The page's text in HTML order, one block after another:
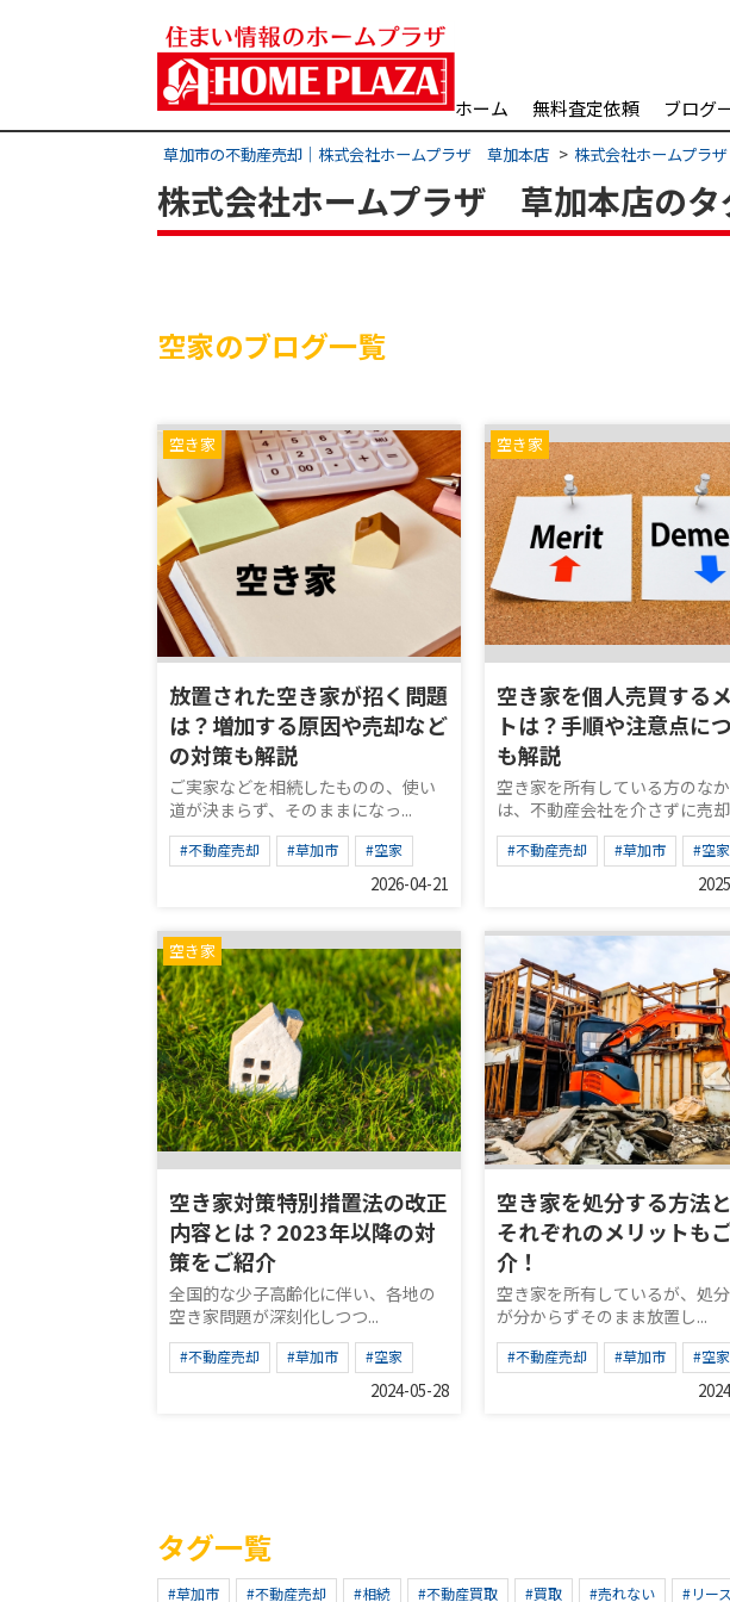
ホーム 無料査定依頼 ブログ
草加市の不動産売却｜株式会社ホームプラザ 草加本店 株式会社ホームプラ
株式会社ホームプラザ 草加本店のタ
空家のブログ一覧
空き家
放置された空き家が招く問題
は？増加する原因や売却など
の対策も解説
ご実家などを相続したものの、使い
道が決まらず、そのままになっ...
#不動産売却 #草加市 #空家
2026-04-21
空き家
空き家を個人売買する
トは？手順や注意点に
も解説
空き家を所有している方のな
は、不動産会社を介さずに売
#不動産売却 #草加市 #空家
空き家
空き家対策特別措置法の改正
内容とは？2023年以降の対
策をご紹介
全国的な少子高齢化に伴い、各地の
空き家問題が深刻化しつつ...
#不動産売却 #草加市 #空家
2024-05-28
空き家を処分する方法
それぞれのメリットも
介！
空き家を所有しているが、処
が分からずそのまま放置し...
#不動産売却 #草加市 #空家
タグ一覧
#草加市 #不動産売却 #相続 #不動産買取 #買取 #売れない #リー